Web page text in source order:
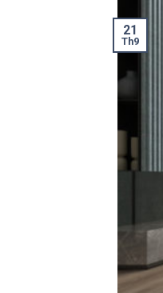
21
Th9